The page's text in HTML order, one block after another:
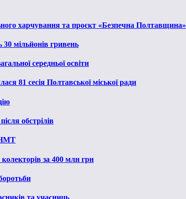
харчування та проєкт «Безпечна Полтавщина»
мільйонів гривень
середньої освіти
81 сесія Полтавської міської ради
обстрілів
НМТ
за 400 млн грн
та учасниць